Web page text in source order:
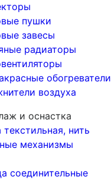
пушки
завесы
радиаторы
обогреватели
воздуха
и оснастка
текстильная, нить
механизмы
соединительные